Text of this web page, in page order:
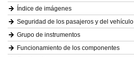
Índice de imágenes
Seguridad de los pasajeros y del vehículo
Grupo de instrumentos
Funcionamiento de los componentes